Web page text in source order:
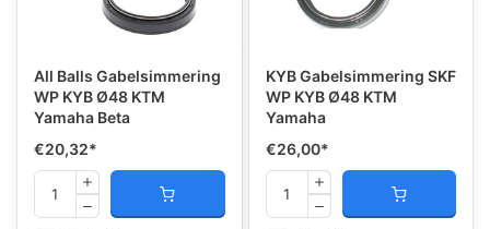
All Balls Gabelsimmering
WP KYB Ø48 KTM
Yamaha Beta
€20,32*
KYB Gabelsimmering SKF
WP KYB Ø48 KTM
Yamaha
€26,00*